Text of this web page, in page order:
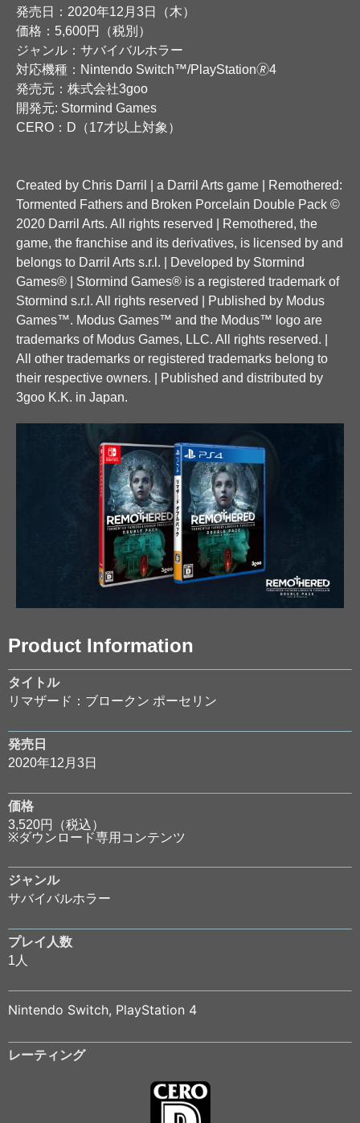
Product Information
タイトル
リマザード：ブロークン ポーセリン
発売日
2020年12月3日
価格
3,520円（税込）
※ダウンロード専用コンテンツ
ジャンル
サバイバルホラー
プレイ人数
1人
Nintendo Switch, PlayStation 4
レーティング
発売日：2020年12月3日（木）
価格：5,600円（税別）
ジャンル：サバイバルホラー
対応機種：Nintendo Switch™/PlayStation🄬4
発売元：株式会社3goo
開発元: Stormind Games
CERO：D（17才以上対象）
Created by Chris Darril | a Darril Arts game | Remothered:
Tormented Fathers and Broken Porcelain Double Pack ©
2020 Darril Arts. All rights reserved | Remothered, the
game, the franchise and its derivatives, is licensed by and
belongs to Darril Arts s.r.l. | Developed by Stormind
Games® | Stormind Games® is a registered trademark of
Stormind s.r.l. All rights reserved | Published by Modus
Games™. Modus Games™ and the Modus™ logo are
trademarks of Modus Games, LLC. All rights reserved. |
All other trademarks or registered trademarks belong to
their respective owners. | Published and distributed by
3goo K.K. in Japan.